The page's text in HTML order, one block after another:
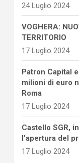
24 Luglio 2024
VOGHERA:
TERRITORIO
17 Luglio 2024
Patron Capital
milioni di euro
Roma
17 Luglio 2024
Castello SGR,
l’apertura del
17 Luglio 2024